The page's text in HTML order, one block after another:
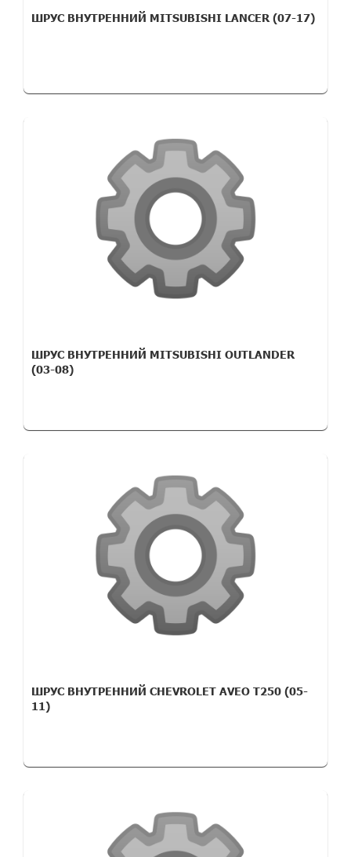
ШРУС ВНУТРЕННИЙ MITSUBISHI LANCER (07-17)
ШРУС ВНУТРЕННИЙ MITSUBISHI OUTLANDER
(03-08)
ШРУС ВНУТРЕННИЙ CHEVROLET AVEO T250 (05-
11)